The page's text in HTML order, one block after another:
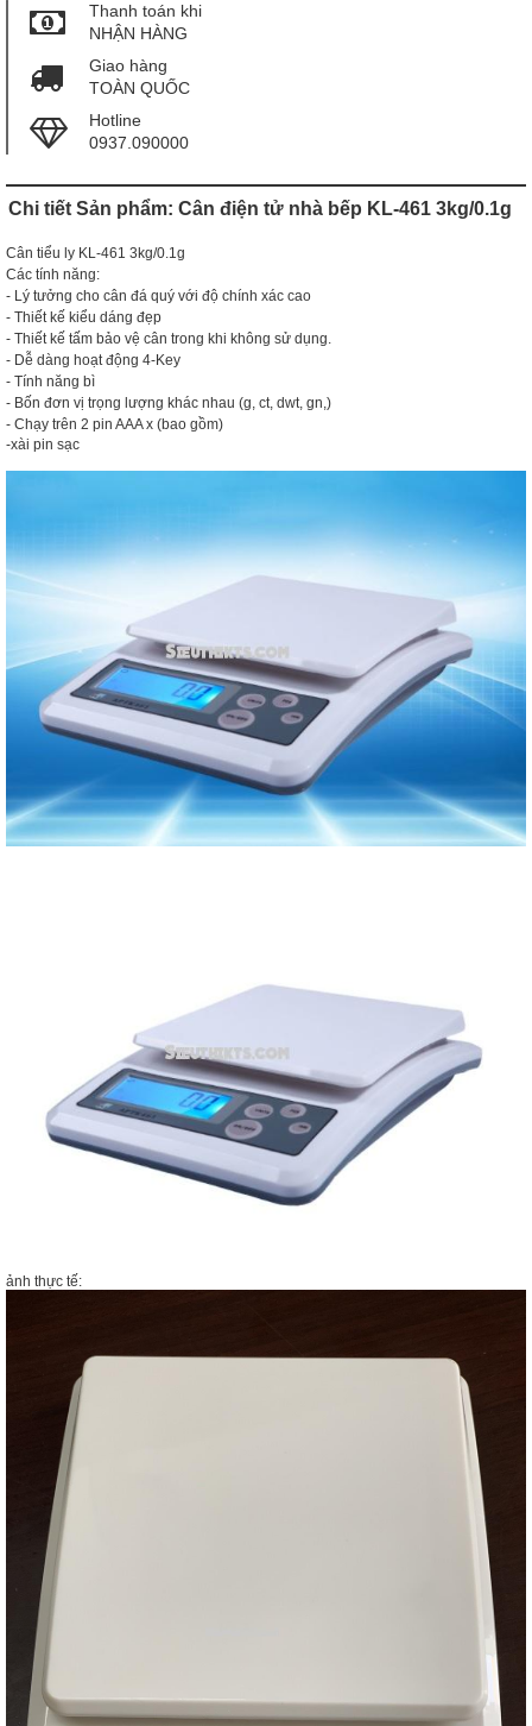
Thanh toán khi
NHẬN HÀNG
Giao hàng
TOÀN QUỐC
Hotline
0937.090000
Chi tiết Sản phẩm: Cân điện tử nhà bếp KL-461 3kg/0.1g
Cân tiểu ly KL-461 3kg/0.1g
Các tính năng:
- Lý tưởng cho cân đá quý với độ chính xác cao
- Thiết kế kiểu dáng đẹp
- Thiết kế tấm bảo vệ cân trong khi không sử dụng.
- Dễ dàng hoạt động 4-Key
- Tính năng bì
- Bốn đơn vị trọng lượng khác nhau (g, ct, dwt, gn,)
- Chạy trên 2 pin AAA x (bao gồm)
-xài pin sạc
ảnh thực tế: